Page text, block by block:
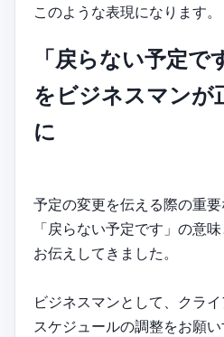
このような表現になります。
「戻らない予定
をビジネスマンが
に
予定の変更を伝える際の重
「戻らない予定です」の意
お伝えしてきました。
ビジネスマンとして、クラ
スケジュールの調整をお願